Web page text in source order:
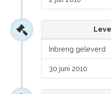
Inbreng geleverd
30 juni 2010